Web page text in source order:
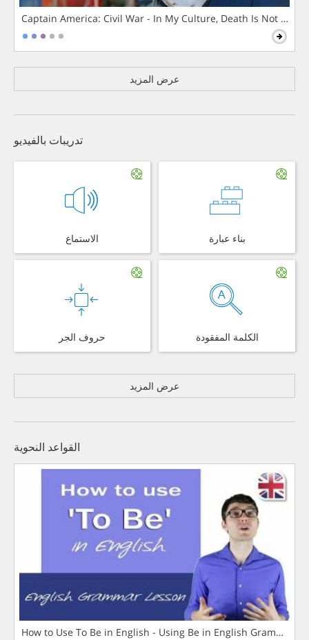
Captain America: Civil War - In My Culture, Death Is Not The
عرض المزيد
تدريبات بالفيديو
الاستماع بناء عبارة
حروف الجر الكلمة المفقودة
عرض المزيد
القواعد النحوية
How to Use To Be in English - Using Be in English Grammar